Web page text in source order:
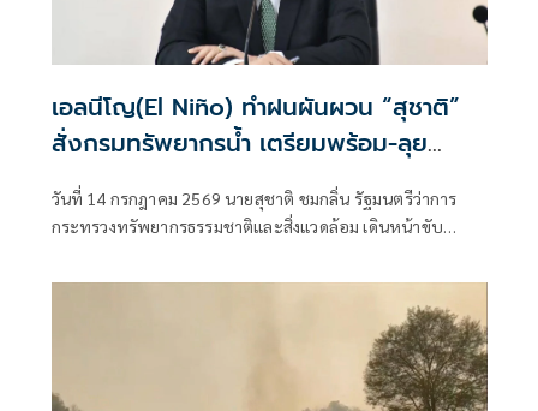
เอลนีโญ(El Niño) ทำฝนผันผวน “สุชาติ”
สั่งกรมทรัพยากรน้ำ เตรียมพร้อม-ลุย
ปฏิบัติการช่วยประชาชนทุกพื้นที่
วันที่ 14 กรกฎาคม 2569 นายสุชาติ ชมกลิ่น รัฐมนตรีว่าการ
กระทรวงทรัพยากรธรรมชาติและสิ่งแวดล้อม เดินหน้าขับ
นายกรัฐมนตรี ในการดูแลและบรรเทาความเดือดร้อนของ
ประชาชนจากสถานการณ์น้ำอย่างต่อเนื่อง โดยสั่งการให้กรม
ทรัพยากรน้ำติดตามผลกระทบจากปรากฏการณ์เอลนีโญอย่าง